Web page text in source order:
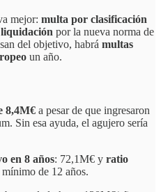
mejor: multa por clasificación
por la nueva norma de
del objetivo, habrá multas
un año.
8,4M€ a pesar de que ingresaron
Sin esa ayuda, el agujero sería
en 8 años: 72,1M€ y ratio
mínimo de 12 años.